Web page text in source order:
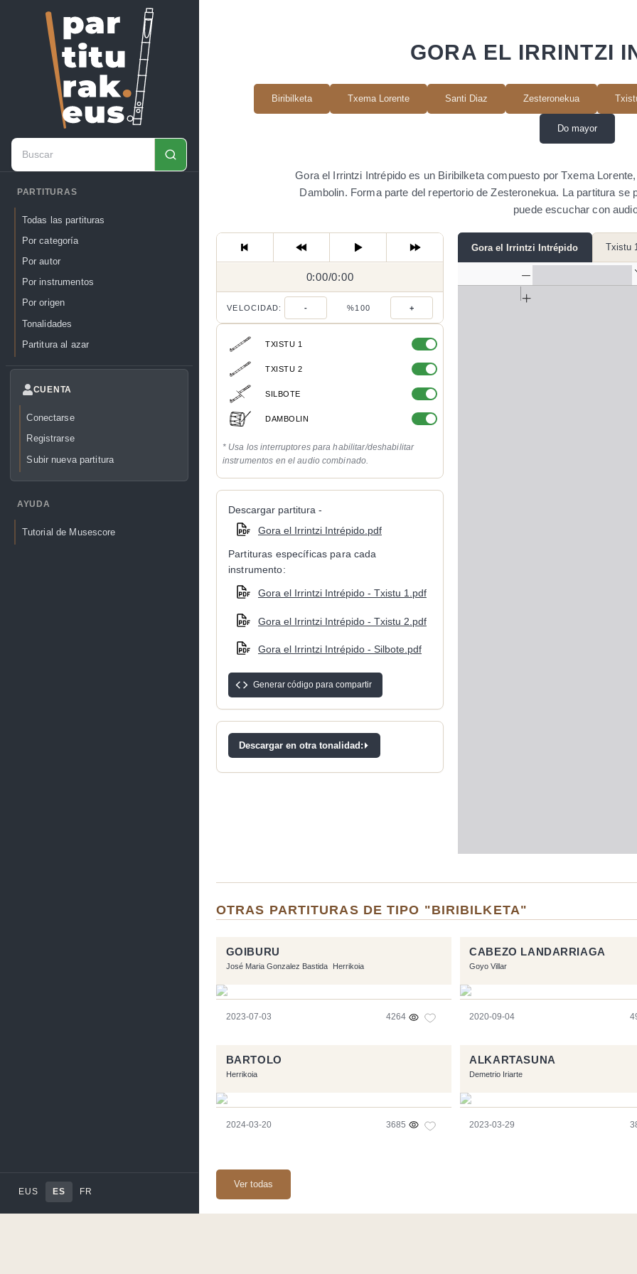
PARTITURAS
Todas las partituras
Por categoría
Por autor
Por instrumentos
Por origen
Tonalidades
Partitura al azar
CUENTA
Conectarse
Registrarse
Subir nueva partitura
AYUDA
Tutorial de Musescore
EUS ES FR
GORA EL IRRINTZI
Biribilketa Txema Lorente Santi Diaz Zesteronekua
Do mayor
Gora el Irrintzi Intrépido es un Biribilketa compuesto por Txema
Dambolin. Forma parte del repertorio de Zesteronekua. La partitura
puede escuchar con
0:00/
0:00/0:00
VELOCIDAD: - %100 +
TXISTU 1
TXISTU 2
SILBOTE
DAMBOLIN
* Usa los interruptores para habilitar/deshabilitar
instrumentos en el audio combinado.
Descargar partitura -
Gora el Irrintzi Intrépido.pdf
Partituras específicas para cada
instrumento:
Gora el Irrintzi Intrépido - Txistu 1.pdf
Gora el Irrintzi Intrépido - Txistu 2.pdf
Gora el Irrintzi Intrépido - Silbote.pdf
Generar código para compartir
Descargar en otra tonalidad:
Gora el Irrintzi Intrépido Txistu
OTRAS PARTITURAS DE TIPO "BIRIBILKETA"
GOIBURU
José Maria Gonzalez Bastida Herrikoia
2023-07-03 4264
CABEZO LANDARRIAGA
Goyo Villar
2020-09-04
BARTOLO
Herrikoia
2024-03-20 3685
ALKARTASUNA
Demetrio Iriarte
2023-03-29
Ver todas